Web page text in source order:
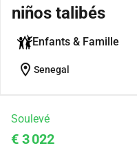
niños talibés
Enfants & Famille
location_on Senegal
Soulevé
€ 3 022